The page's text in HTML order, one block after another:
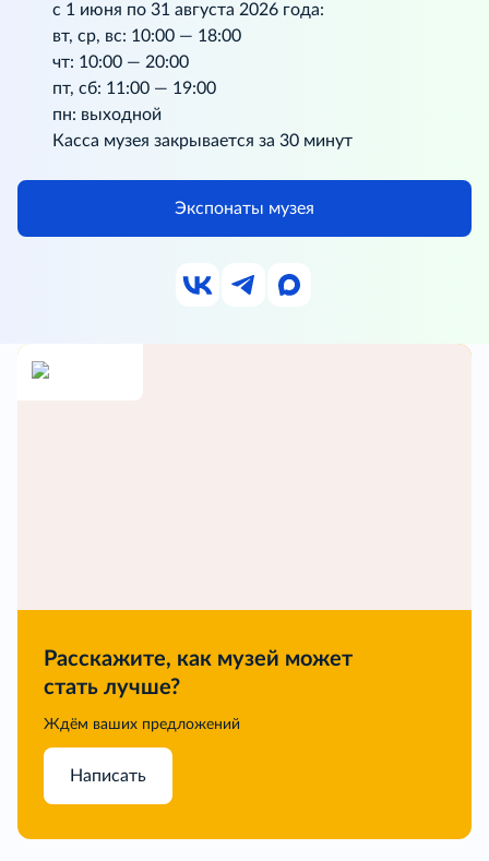
с 1 июня по 31 августа 2026 года:
вт, ср, вс: 10:00 — 18:00
чт: 10:00 — 20:00
пт, сб: 11:00 — 19:00
пн: выходной
Касса музея закрывается за 30 минут
Экспонаты музея
Расскажите, как музей может
стать лучше?
Ждём ваших предложений
Написать